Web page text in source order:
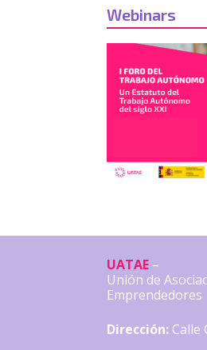
Webinars
UATAE –
Unión de
Emprendedores
Dirección: Calle